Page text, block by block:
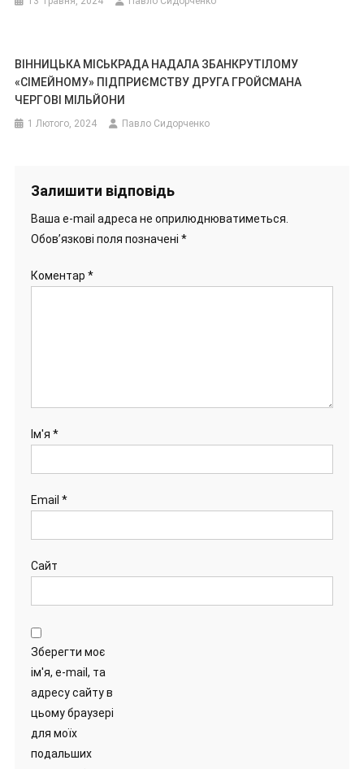
ВІННИЦЬКА МІСЬКРАДА НАДАЛА ЗБАНКРУТІЛОМУ
«СІМЕЙНОМУ» ПІДПРИЄМСТВУ ДРУГА ГРОЙСМАНА
ЧЕРГОВІ МІЛЬЙОНИ
1 Лютого, 2024 Павло Сидорченко
Залишити відповідь
Ваша e-mail адреса не оприлюднюватиметься.
Обов’язкові поля позначені *
Коментар *
Ім'я *
Email *
Сайт
Зберегти моє
ім'я, e-mail, та
адресу сайту в
цьому браузері
для моїх
подальших